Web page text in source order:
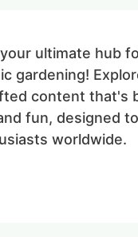
ultimate hub
gardening!
content that's
fun, designed
worldwide.